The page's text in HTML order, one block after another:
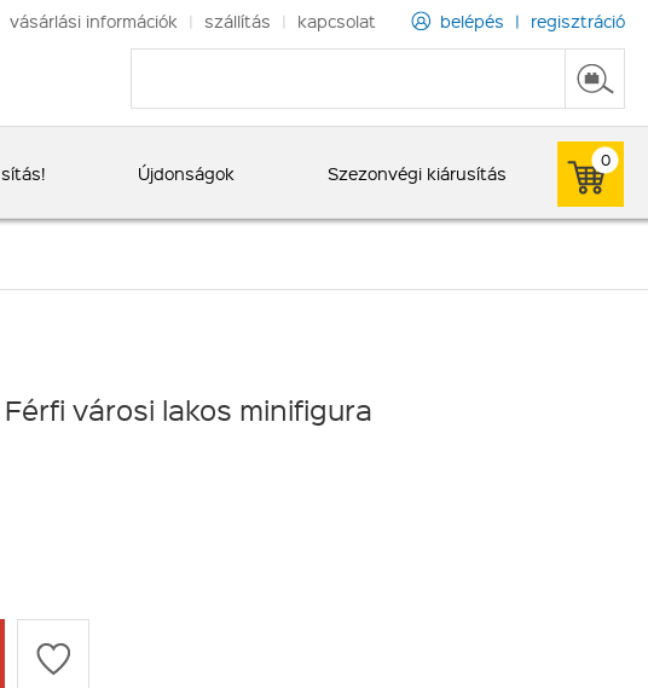
vásárlási információk | szállítás | kapcsolat belépés | regisztráció
Újdonságok Szezonvégi kiárusítás
0
városi lakos minifigura